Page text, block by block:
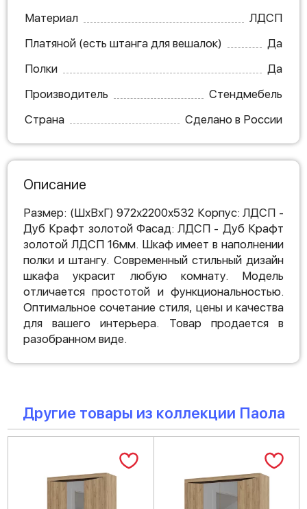
Материал
ЛДСП
Платяной (есть штанга для вешалок)
Да
Полки
Да
Производитель
Стендмебель
Страна
Сделано в России
Описание
Размер: (ШхВхГ) 972х2200х532 Корпус: ЛДСП -
Дуб Крафт золотой Фасад: ЛДСП - Дуб Крафт
золотой ЛДСП 16мм. Шкаф имеет в наполнении
полки и штангу. Современный стильный дизайн
шкафа украсит любую комнату. Модель
отличается простотой и функциональностью.
Оптимальное сочетание стиля, цены и качества
для вашего интерьера. Товар продается в
разобранном виде.
Другие товары из коллекции Паола